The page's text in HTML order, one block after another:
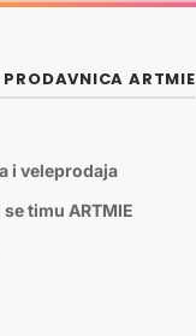
PRODAVNICA ARTMIE
i veleprodaja
timu ARTMIE